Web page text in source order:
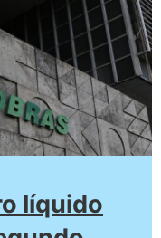
líquido